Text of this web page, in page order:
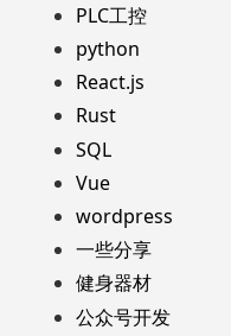
PLC工控
python
React.js
Rust
SQL
Vue
wordpress
一些分享
健身器材
公众号开发